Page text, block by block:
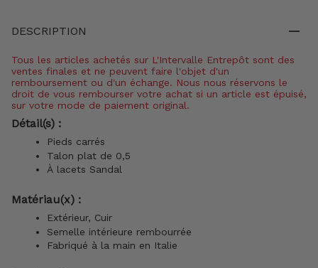
DESCRIPTION
Tous les articles achetés sur L'Intervalle Entrepôt sont des
ventes finales et ne peuvent faire l'objet d'un
remboursement ou d'un échange. Nous nous réservons le
droit de vous rembourser votre achat si un article est épuisé,
sur votre mode de paiement original.
Détail(s) :
Pieds carrés
Talon plat de 0,5
À lacets Sandal
Matériau(x) :
Extérieur, Cuir
Semelle intérieure rembourrée
Fabriqué à la main en Italie